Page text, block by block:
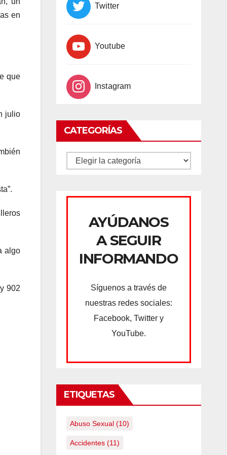
en
que
julio
algo
902
Twitter
Youtube
Instagram
CATEGORÍAS
CATEGORÍAS
AYÚDANOS
A SEGUIR
INFORMANDO
Síguenos a través de
nuestras redes sociales:
Facebook, Twitter y
YouTube.
ETIQUETAS
Abuso Sexual(10)
Accidentes(11)